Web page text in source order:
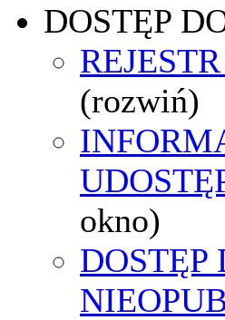
DOSTĘP
(rozwiń)
okno)